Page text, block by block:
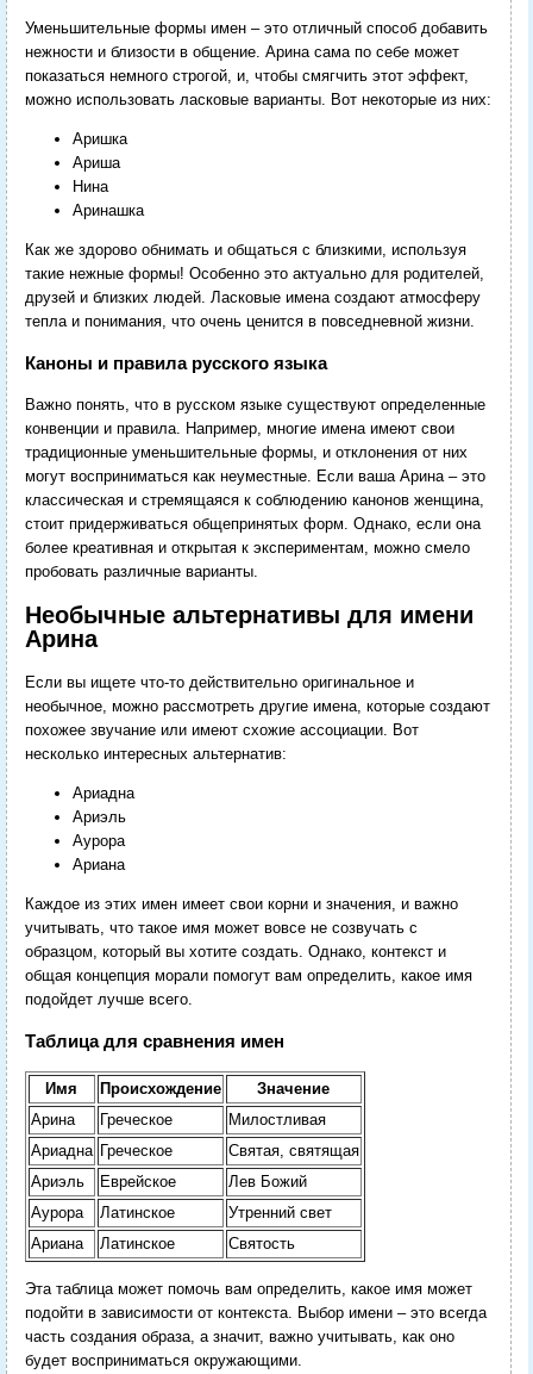
Уменьшительные формы имен – это отличный способ добавить
нежности и близости в общение. Арина сама по себе может
показаться немного строгой, и, чтобы смягчить этот эффект,
можно использовать ласковые варианты. Вот некоторые из них:
Аришка
Ариша
Нина
Аринашка
Как же здорово обнимать и общаться с близкими, используя
такие нежные формы! Особенно это актуально для родителей,
друзей и близких людей. Ласковые имена создают атмосферу
тепла и понимания, что очень ценится в повседневной жизни.
Каноны и правила русского языка
Важно понять, что в русском языке существуют определенные
конвенции и правила. Например, многие имена имеют свои
традиционные уменьшительные формы, и отклонения от них
могут восприниматься как неуместные. Если ваша Арина – это
классическая и стремящаяся к соблюдению канонов женщина,
стоит придерживаться общепринятых форм. Однако, если она
более креативная и открытая к экспериментам, можно смело
пробовать различные варианты.
Необычные альтернативы для имени
Арина
Если вы ищете что-то действительно оригинальное и
необычное, можно рассмотреть другие имена, которые создают
похожее звучание или имеют схожие ассоциации. Вот
несколько интересных альтернатив:
Ариадна
Ариэль
Аурора
Ариана
Каждое из этих имен имеет свои корни и значения, и важно
учитывать, что такое имя может вовсе не созвучать с
образцом, который вы хотите создать. Однако, контекст и
общая концепция морали помогут вам определить, какое имя
подойдет лучше всего.
Таблица для сравнения имен
Имя Происхождение
Значение
Арина
Греческое
Милостливая
Ариадна Греческое
Святая, святящая
Ариэль
Еврейское
Лев Божий
Аурора
Латинское
Утренний свет
Ариана
Латинское Святость
Эта таблица может помочь вам определить, какое имя может
подойти в зависимости от контекста. Выбор имени – это всегда
часть создания образа, а значит, важно учитывать, как оно
будет восприниматься окружающими.